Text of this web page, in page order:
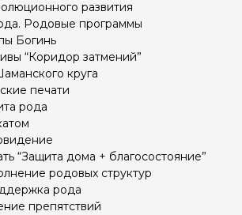
развития
Родовые программы
Богинь
“Коридор затмений”
круга
печати
рода
“Защита дома + благосостояние”
родовых структур
рода
препятствий